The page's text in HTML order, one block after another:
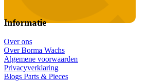
Informatie
Over ons
Over Borma Wachs
Algemene voorwaarden
Privacyverklaring
Blogs Parts & Pieces